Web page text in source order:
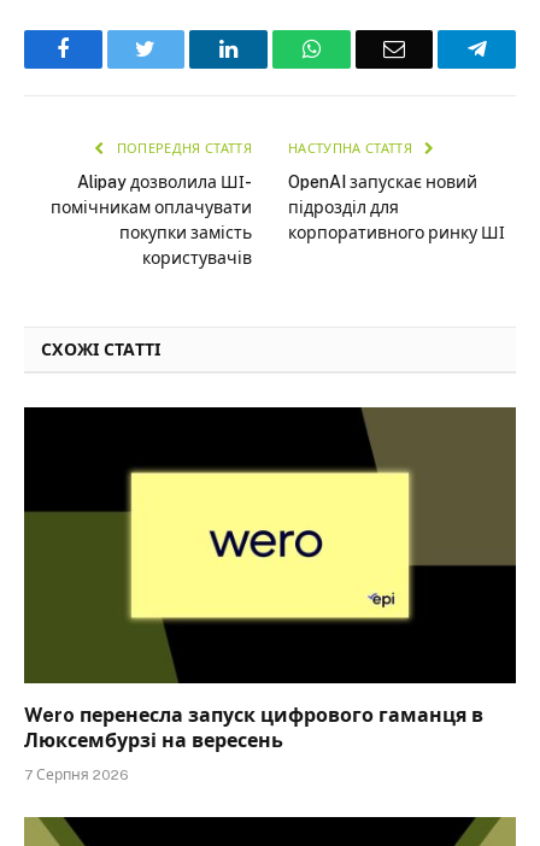
Facebook LinkedInWhatsAppEmail
ПОПЕРЕДНЯ СТАТТЯ
Alipay дозволила ШІ-
помічникам оплачувати
покупки замість
користувачів
НАСТУПНА СТАТТЯ
OpenAI запускає новий
підрозділ для
корпоративного ринку ШІ
СХОЖІ СТАТТІ
Wero перенесла запуск цифрового гаманця в
Люксембурзі на вересень
7 Серпня 2026